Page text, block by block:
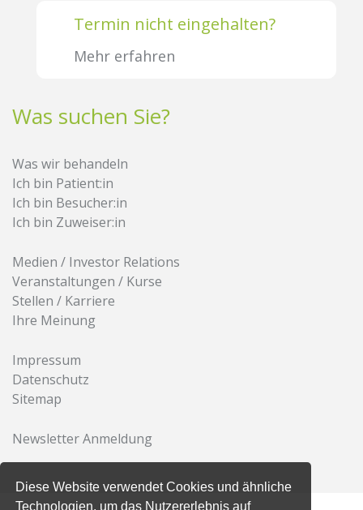
Diese Website verwendet Cookies und ähnliche
Technologien, um das Nutzererlebnis auf
Termin nicht eingehalten?
Mehr erfahren
Was suchen Sie?
Was wir behandeln
Ich bin Patient:in
Ich bin Besucher:in
Ich bin Zuweiser:in
Medien / Investor Relations
Veranstaltungen / Kurse
Stellen / Karriere
Ihre Meinung
Impressum
Datenschutz
Sitemap
Newsletter Anmeldung